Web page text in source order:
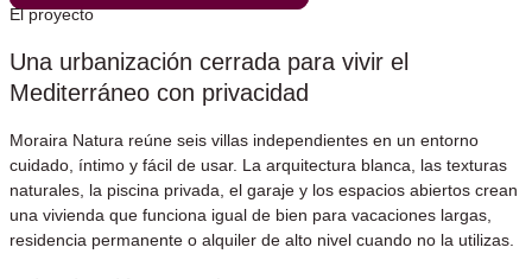
El proyecto
Una urbanización cerrada para vivir el
Mediterráneo con privacidad
Moraira Natura reúne seis villas independientes en un entorno
cuidado, íntimo y fácil de usar. La arquitectura blanca, las texturas
naturales, la piscina privada, el garaje y los espacios abiertos crean
una vivienda que funciona igual de bien para vacaciones largas,
residencia permanente o alquiler de alto nivel cuando no la utilizas.